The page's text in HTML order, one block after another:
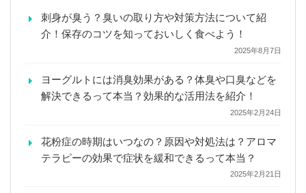
刺身が臭う？臭いの取り方や対策方法について紹
介！保存のコツを知っておいしく食べよう！
2025年8月7日
ヨーグルトには消臭効果がある？体臭や口臭などを
解決できるって本当？効果的な活用法を紹介！
2025年2月24日
花粉症の時期はいつなの？原因や対処法は？アロマ
テラピーの効果で症状を緩和できるって本当？
2025年2月21日